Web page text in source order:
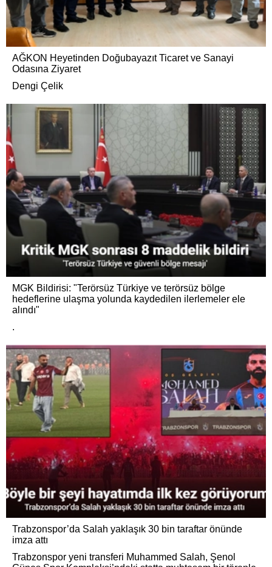
AĞKON Heyetinden Doğubayazıt Ticaret ve Sanayi
Odasına Ziyaret
Dengi Çelik
MGK Bildirisi: "Terörsüz Türkiye ve terörsüz bölge
hedeflerine ulaşma yolunda kaydedilen ilerlemeler ele
alındı"
.
Trabzonspor’da Salah yaklaşık 30 bin taraftar önünde
imza attı
Trabzonspor yeni transferi Muhammed Salah, Şenol